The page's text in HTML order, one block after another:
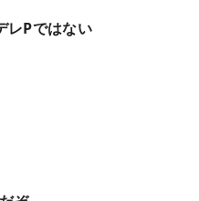
レPではない